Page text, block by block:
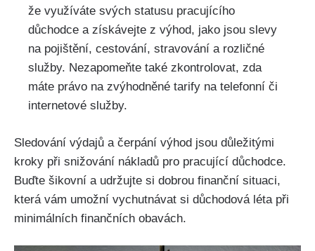
že využíváte svých statusu pracujícího
důchodce a získávejte z výhod, jako jsou slevy
na pojištění, cestování, stravování a rozličné
služby. Nezapomeňte také zkontrolovat, zda
máte právo na zvýhodněné tarify na telefonní či
internetové služby.
Sledování výdajů a čerpání výhod jsou důležitými
kroky při snižování nákladů pro pracující důchodce.
Buďte šikovní a udržujte si dobrou finanční situaci,
která vám umožní vychutnávat si důchodová léta při
minimálních finančních obavách.